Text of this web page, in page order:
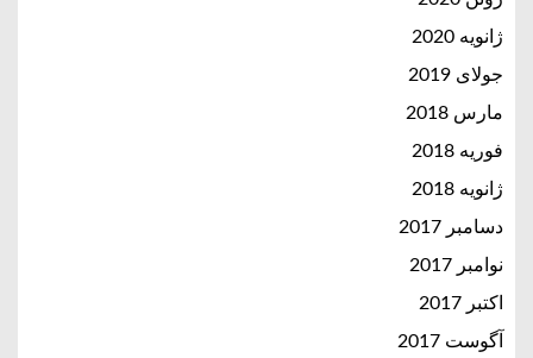
ژانویه 2020
جولای 2019
مارس 2018
فوریه 2018
ژانویه 2018
دسامبر 2017
نوامبر 2017
اکتبر 2017
آگوست 2017